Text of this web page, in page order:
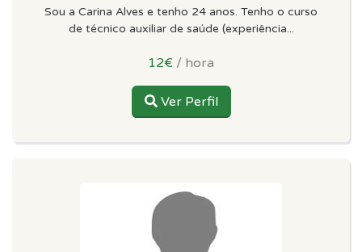
Sou a Carina Alves e tenho 24 anos. Tenho o curso
de técnico auxiliar de saúde (experiência...
12€ / hora
Ver Perfil